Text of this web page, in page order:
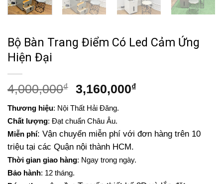
Bộ Bàn Trang Điểm Có Led Cảm Ứng
Hiện Đại
4,000,000₫
Giá
là:
4,000,000₫.
3,160,000₫Giá
3,160,000₫.
Thương hiệu: Nội Thất Hải Đăng.
Chất lượng: Đạt chuẩn Châu Âu.
Miễn phí: Vận chuyển miễn phí với đơn hàng trên 10
triệu tại các Quận nội thành HCM.
Thời gian giao hàng: Ngay trong ngày.
Bảo hành: 12 tháng.